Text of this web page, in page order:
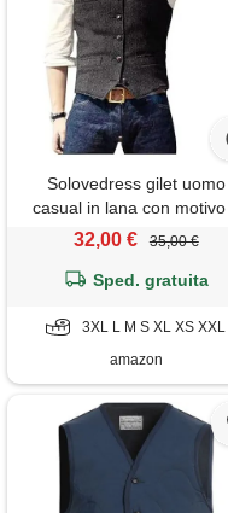
Solovedress gilet uomo
casual in lana con
spina di pesce, gilet da
testimoni di nozze, nero ,
32,00 € 35,00 €
Sped. gratuita
3XL L M S XL XS XXL
amazon